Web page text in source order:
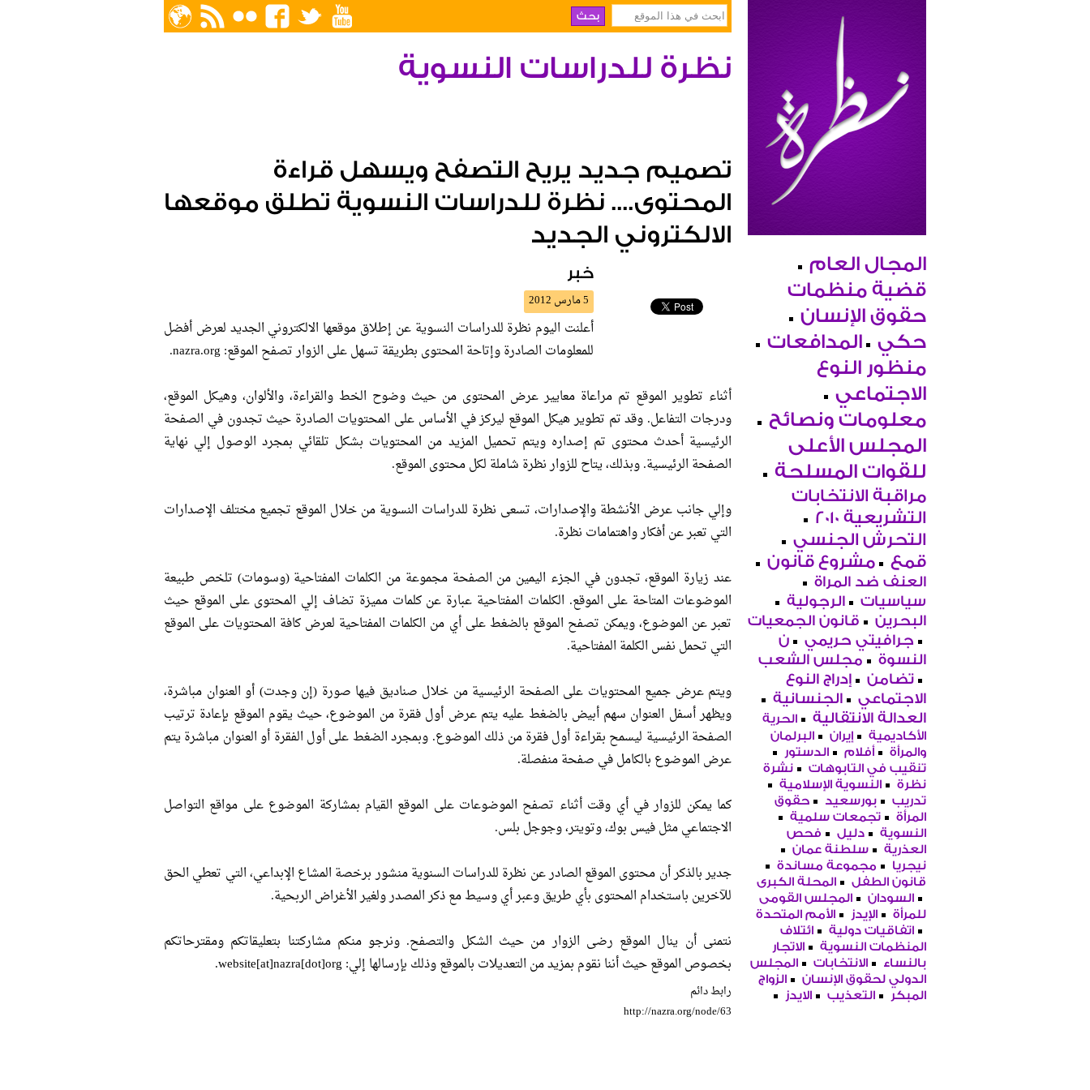
المجال العام
قضية منظمات
حقوق الإنسان
حكي
المدافعات
منظور النوع
الاجتماعي
معلومات ونصائح
المجلس الأعلى
للقوات المسلحة
مراقبة الانتخابات
التشريعية 2010
التحرش الجنسي
قمع
مشروع قانون
العنف ضد المراة
سياسيات
الرجولية
البحرين
قانون الجمعيات
جرافيتي حريمي
ن
النسوة
مجلس الشعب
تضامن
إدراج النوع
الاجتماعي
الجنسانية
العدالة الانتقالية
الحرية
الأكاديمية
إيران
البرلمان
والمرأة
أفلام
الدستور
تنقيب في التابوهات
نشرة
نظرة
النسوية الإسلامية
تدريب
بورسعيد
حقوق
المرأة
تجمعات سلمية
النسوية
دليل
فحص
العذرية
سلطنة عمان
نيجريا
مجموعة مساندة
قانون الطفل
المحلة الكبرى
السودان
المجلس القومى
للمرأة
الإيدز
الأمم المتحدة
اتفاقيات دولية
ائتلاف
المنظمات النسوية
الاتجار
بالنساء
الانتخابات
المجلس
الدولي لحقوق الإنسان
الزواج
المبكر
التعذيب الايدز
نظرة للدراسات النسوية
تصميم جديد يريح التصفح ويسهل قراءة
المحتوى.... نظرة للدراسات النسوية تطلق موقعها
الالكتروني الجديد
خبر
5 مارس 2012
أعلنت اليوم نظرة للدراسات النسوية عن إطلاق موقعها الالكتروني الجديد لعرض أفضل
للمعلومات الصادرة وإتاحة المحتوى بطريقة تسهل على الزوار تصفح الموقع: nazra.org.
أثناء تطوير الموقع تم مراعاة معايير عرض المحتوى من حيث وضوح الخط والقراءة، والألوان، وهيكل الموقع،
ودرجات التفاعل. وقد تم تطوير هيكل الموقع ليركز في الأساس على المحتويات الصادرة حيث تجدون في الصفحة
الرئيسية أحدث محتوى تم إصداره ويتم تحميل المزيد من المحتويات بشكل تلقائي بمجرد الوصول إلي نهاية
الصفحة الرئيسية. وبذلك، يتاح للزوار نظرة شاملة لكل محتوى الموقع.
وإلي جانب عرض الأنشطة والإصدارات، تسعى نظرة للدراسات النسوية من خلال الموقع تجميع مختلف الإصدارات
التي تعبر عن أفكار واهتمامات نظرة.
عند زيارة الموقع، تجدون في الجزء اليمين من الصفحة مجموعة من الكلمات المفتاحية (وسومات) تلخص طبيعة
الموضوعات المتاحة على الموقع. الكلمات المفتاحية عبارة عن كلمات مميزة تضاف إلي المحتوى على الموقع حيث
تعبر عن الموضوع، ويمكن تصفح الموقع بالضغط على أي من الكلمات المفتاحية لعرض كافة المحتويات على الموقع
التي تحمل نفس الكلمة المفتاحية.
ويتم عرض جميع المحتويات على الصفحة الرئيسية من خلال صناديق فيها صورة (إن وجدت) أو العنوان مباشرة،
ويظهر أسفل العنوان سهم أبيض بالضغط عليه يتم عرض أول فقرة من الموضوع، حيث يقوم الموقع بإعادة ترتيب
الصفحة الرئيسية ليسمح بقراءة أول فقرة من ذلك الموضوع. وبمجرد الضغط على أول الفقرة أو العنوان مباشرة يتم
عرض الموضوع بالكامل في صفحة منفصلة.
كما يمكن للزوار في أي وقت أثناء تصفح الموضوعات على الموقع القيام بمشاركة الموضوع على مواقع التواصل
الاجتماعي مثل فيس بوك، وتويتر، وجوجل بلس.
جدير بالذكر أن محتوى الموقع الصادر عن نظرة للدراسات السنوية منشور برخصة المشاع الإبداعي، التي تعطي الحق
للآخرين باستخدام المحتوى بأي طريق وعبر أي وسيط مع ذكر المصدر ولغير الأغراض الربحية.
نتمنى أن ينال الموقع رضى الزوار من حيث الشكل والتصفح. ونرجو منكم مشاركتنا بتعليقاتكم ومقترحاتكم
بخصوص الموقع حيث أننا نقوم بمزيد من التعديلات بالموقع وذلك بإرسالها إلي: website[at]nazra[dot]org.
رابط دائم
http://nazra.org/node/63